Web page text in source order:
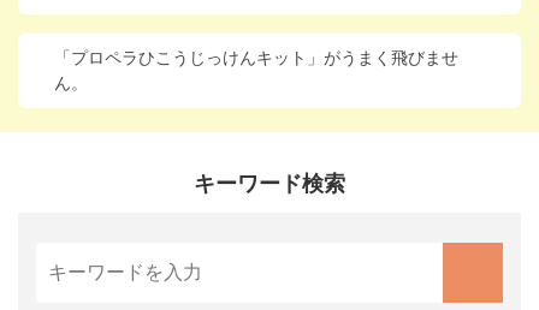
お問い合わせ窓口
他の講座のよくある質問・手続きはこちら
進研ゼミ 中学講座
「プロペラひこうじっけんキット」がうまく飛びませ
ん。
キーワード検索